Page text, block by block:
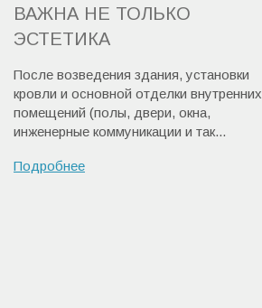
ВАЖНА НЕ ТОЛЬКО
ЭСТЕТИКА
После возведения здания, установки
кровли и основной отделки внутренних
помещений (полы, двери, окна,
инженерные коммуникации и так...
Подробнее